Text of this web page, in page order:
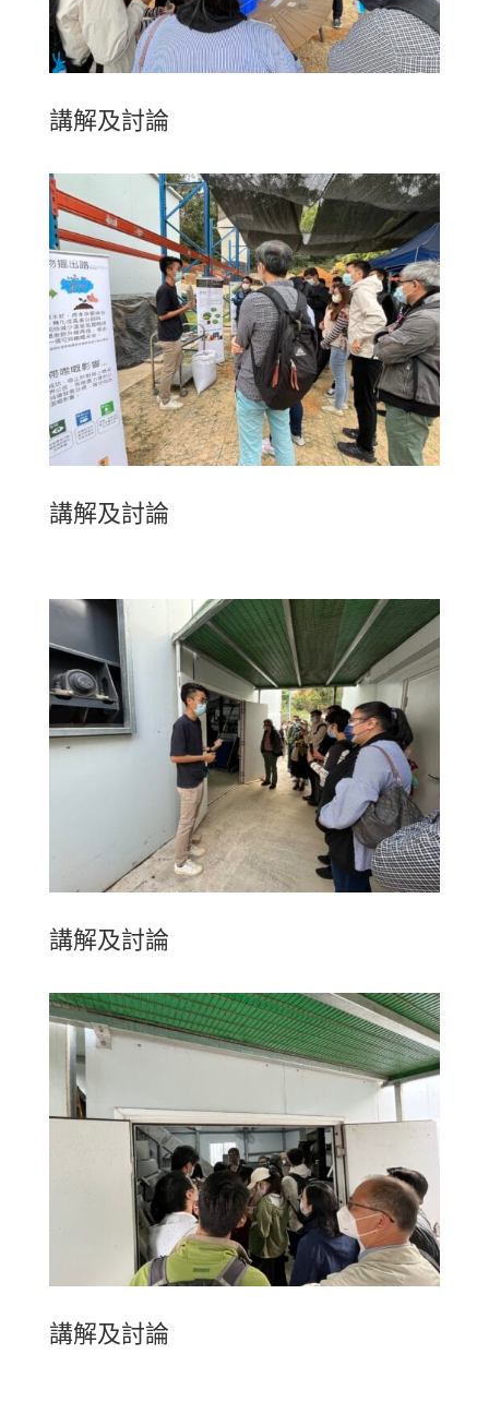
講解及討論
講解及討論
講解及討論
講解及討論